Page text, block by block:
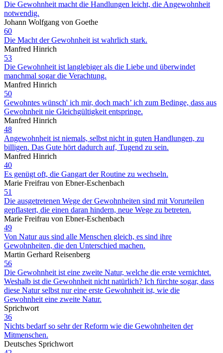
Die Gewohnheit macht die Handlungen leicht, die Angewohnheit
notwendig.
Johann Wolfgang von Goethe
60
Die Macht der Gewohnheit ist wahrlich stark.
Manfred Hinrich
53
Die Gewohnheit ist langlebiger als die Liebe und überwindet
manchmal sogar die Verachtung.
Manfred Hinrich
50
Gewohntes wünsch' ich mir, doch mach’ ich zum Bedinge, dass aus
Gewohnheit nie Gleichgültigkeit entspringe.
Manfred Hinrich
48
Angewohnheit ist niemals, selbst nicht in guten Handlungen, zu
billigen. Das Gute hört dadurch auf, Tugend zu sein.
Manfred Hinrich
40
Es genügt oft, die Gangart der Routine zu wechseln.
Marie Freifrau von Ebner-Eschenbach
51
Die ausgetretenen Wege der Gewohnheiten sind mit Vorurteilen
gepflastert, die einen daran hindern, neue Wege zu betreten.
Marie Freifrau von Ebner-Eschenbach
49
Von Natur aus sind alle Menschen gleich, es sind ihre
Gewohnheiten, die den Unterschied machen.
Martin Gerhard Reisenberg
56
Die Gewohnheit ist eine zweite Natur, welche die erste vernichtet.
Weshalb ist die Gewohnheit nicht natürlich? Ich fürchte sogar, dass
diese Natur selbst nur eine erste Gewohnheit ist, wie die
Gewohnheit eine zweite Natur.
Sprichwort
36
Nichts bedarf so sehr der Reform wie die Gewohnheiten der
Mitmenschen.
Deutsches Sprichwort